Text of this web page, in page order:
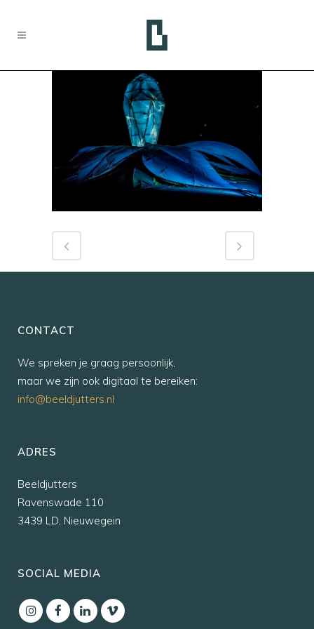
CONTACT
We spreken je graag persoonlijk,
maar we zijn ook digitaal te bereiken:
info@beeldjutters.nl
ADRES
Beeldjutters
Ravenswade 110
3439 LD, Nieuwegein
SOCIAL MEDIA